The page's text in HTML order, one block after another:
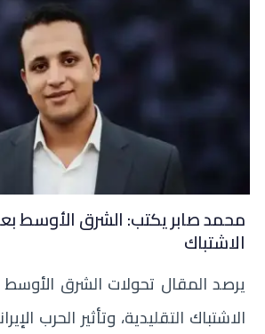
محمد صابر يكتب: الشرق الأوسط
الاشتباك
يرصد المقال تحولات الشرق الأوسط
الاشتباك التقليدية، وتأثير الحرب